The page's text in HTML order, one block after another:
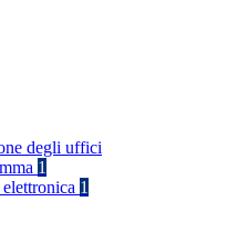
degli uffici
1
1